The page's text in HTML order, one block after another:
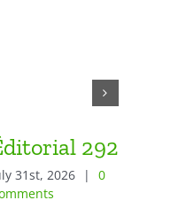
292
31st, 2026 |
0